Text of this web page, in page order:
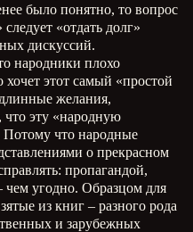
было понятно, то вопрос
«отдать долг»
дискуссий.
народники плохо
хочет этот самый «простой
желания,
эту «народную
Потому что народные
о прекрасном
пропагандой,
угодно. Образцом для
из книг – разного рода
и зарубежных